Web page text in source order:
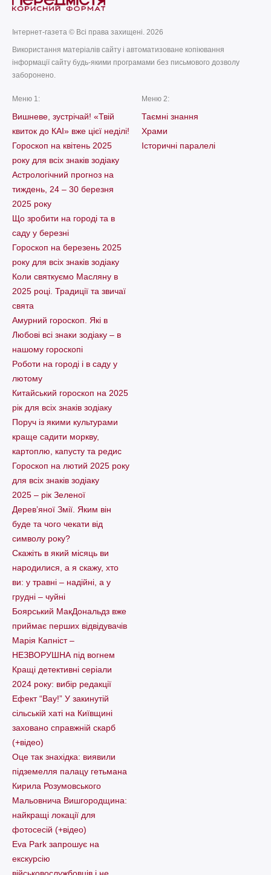
Інтернет-газета © Всі права захищені. 2026
Використання матеріалів сайту і автоматизоване копіювання
інформації сайту будь-якими програмами без письмового дозволу
заборонено.
Меню 1:
Вишневе, зустрічай! «Твій
квиток до КАІ» вже цієї неділі!
Гороскоп на квітень 2025
року для всіх знаків зодіаку
Астрологічний прогноз на
тиждень, 24 – 30 березня
2025 року
Що зробити на городі та в
саду у березні
Гороскоп на березень 2025
року для всіх знаків зодіаку
Коли святкуємо Масляну в
2025 році. Традиції та звичаї
свята
Амурний гороскоп. Які в
Любові всі знаки зодіаку – в
нашому гороскопі
Pоботи на городі і в саду у
лютому
Китайський гороскоп на 2025
рік для всіх знаків зодіаку
Поруч із якими культурами
краще садити моркву,
картоплю, капусту та редис
Гороскоп на лютий 2025 року
для всіх знаків зодіаку
2025 – рік Зеленої
Дерев’яної Змії. Яким він
буде та чого чекати від
символу року?
Скажіть в який місяць ви
народилися, а я скажу, хто
ви: у травні – надійні, а у
грудні – чуйні
Боярський МакДональдз вже
приймає перших відвідувачів
Марія Капніст –
НЕЗВОРУШНА під вогнем
Кращі детективні серіали
2024 року: вибір редакції
Ефект “Вау!” У закинутій
сільській хаті на Київщині
заховано справжній скарб
(+відео)
Оце так знахідка: виявили
підземелля палацу гетьмана
Кирила Розумовського
Мальовнича Вишгородщина:
найкращі локації для
фотосесій (+відео)
Eva Park запрошує на
екскурсію
військовослужбовців і не
Меню 2:
Таємні знання
Храми
Історичні паралелі